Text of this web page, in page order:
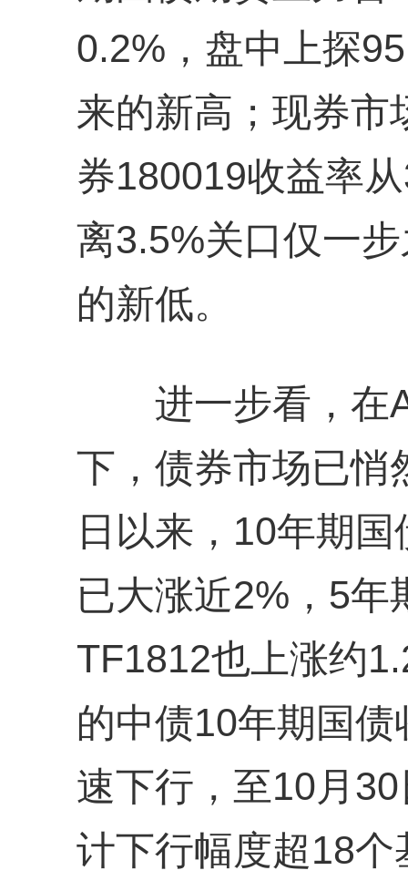
0.2%，盘中上探
来的新高；现券市
券180019收益率
离3.5%关口仅一
的新低。
进一步看，在A
下，债券市场已悄
日以来，10年期
已大涨近2%，5年
TF1812也上涨约
的中债10年期国
速下行，至10月
计下行幅度超18